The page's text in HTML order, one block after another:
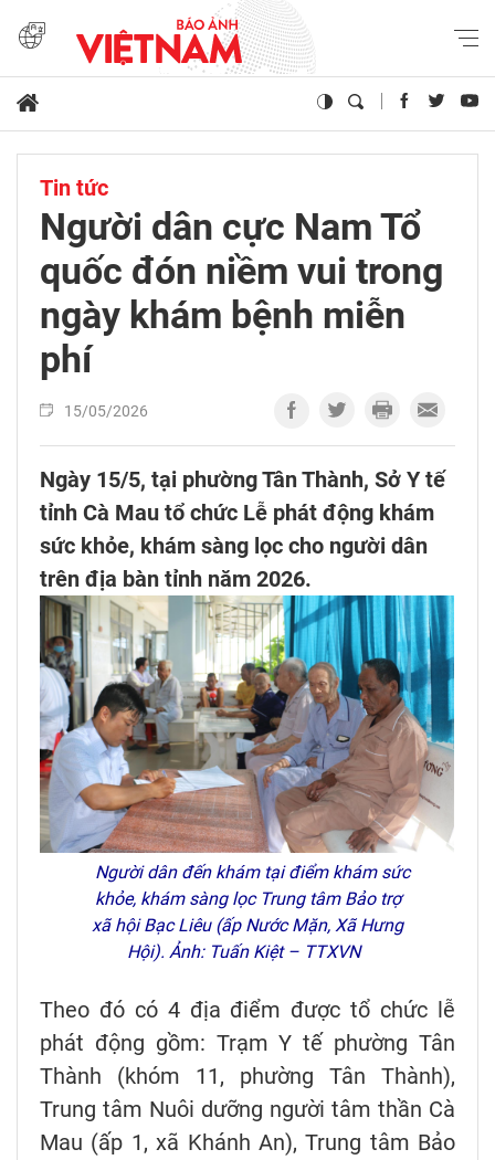
Tin tức
Người dân cực Nam Tổ
quốc đón niềm vui trong
ngày khám bệnh miễn
phí
15/05/2026
Ngày 15/5, tại phường Tân Thành, Sở Y tế
tỉnh Cà Mau tổ chức Lễ phát động khám
sức khỏe, khám sàng lọc cho người dân
trên địa bàn tỉnh năm 2026.
Người dân đến khám tại điểm khám sức
khỏe, khám sàng lọc Trung tâm Bảo trợ
xã hội Bạc Liêu (ấp Nước Mặn, Xã Hưng
Hội). Ảnh: Tuấn Kiệt – TTXVN
Theo đó có 4 địa điểm được tổ chức lễ
phát động gồm: Trạm Y tế phường Tân
Thành (khóm 11, phường Tân Thành),
Trung tâm Nuôi dưỡng người tâm thần Cà
Mau (ấp 1, xã Khánh An), Trung tâm Bảo